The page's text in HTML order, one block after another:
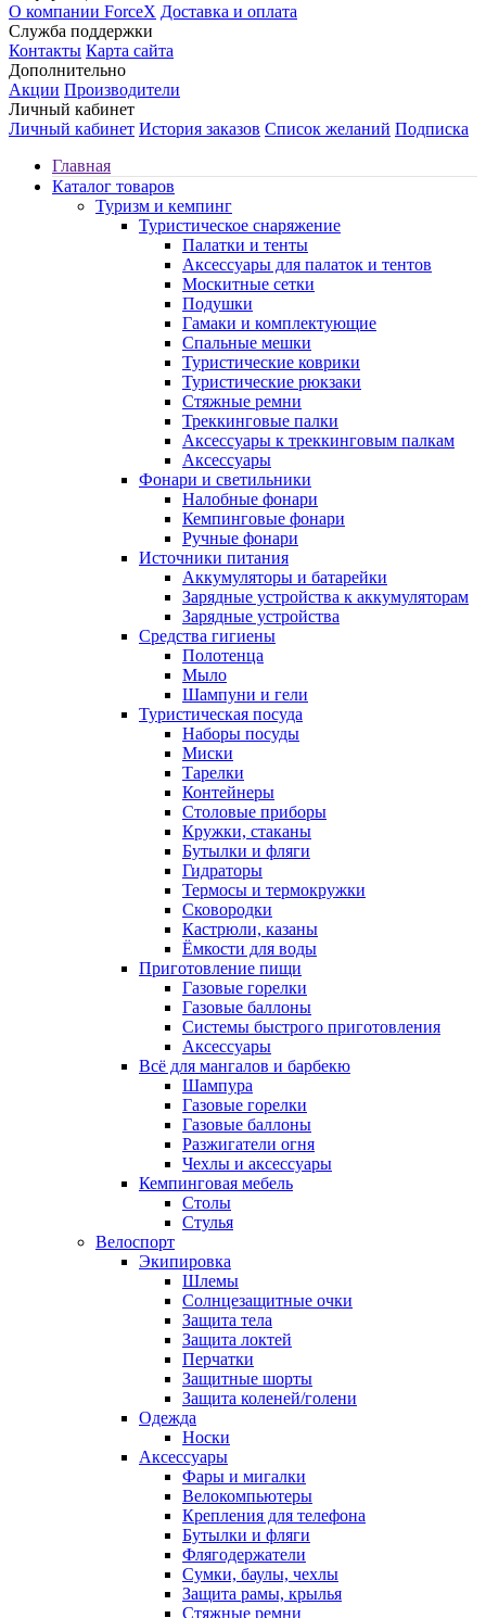
О компании ForceX Доставка и оплата
Служба поддержки
Контакты Карта сайта
Дополнительно
Акции Производители
Личный кабинет
Личный кабинет История заказов Список желаний Подписка
Главная
Каталог товаров
Туризм и кемпинг
Туристическое снаряжение
Палатки и тенты
Аксессуары для палаток и тентов
Москитные сетки
Подушки
Гамаки и комплектующие
Спальные мешки
Туристические коврики
Туристические рюкзаки
Стяжные ремни
Треккинговые палки
Аксессуары к треккинговым палкам
Аксессуары
Фонари и светильники
Налобные фонари
Кемпинговые фонари
Ручные фонари
Источники питания
Аккумуляторы и батарейки
Зарядные устройства к аккумуляторам
Зарядные устройства
Средства гигиены
Полотенца
Мыло
Шампуни и гели
Туристическая посуда
Наборы посуды
Миски
Тарелки
Контейнеры
Столовые приборы
Кружки, стаканы
Бутылки и фляги
Гидраторы
Термосы и термокружки
Сковородки
Кастрюли, казаны
Ёмкости для воды
Приготовление пищи
Газовые горелки
Газовые баллоны
Системы быстрого приготовления
Аксессуары
Всё для мангалов и барбекю
Шампура
Газовые горелки
Газовые баллоны
Разжигатели огня
Чехлы и аксессуары
Кемпинговая мебель
Столы
Стулья
Велоспорт
Экипировка
Шлемы
Солнцезащитные очки
Защита тела
Защита локтей
Перчатки
Защитные шорты
Защита коленей/голени
Одежда
Носки
Аксессуары
Фары и мигалки
Велокомпьютеры
Крепления для телефона
Бутылки и фляги
Флягодержатели
Сумки, баулы, чехлы
Защита рамы, крылья
Стяжные ремни